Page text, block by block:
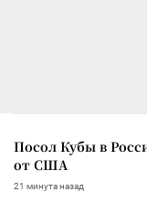
Посол Кубы в
от США
21 минута назад